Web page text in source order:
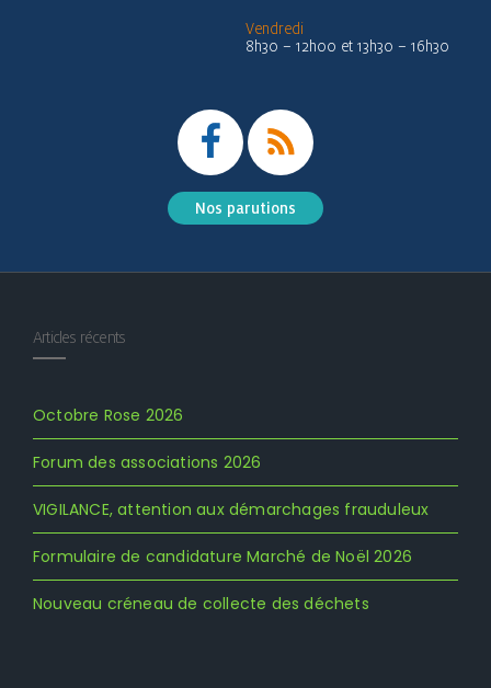
Vendredi
8h30 – 12h00 et 13h30 – 16h30
Nos parutions
Articles récents
Octobre Rose 2026
Forum des associations 2026
VIGILANCE, attention aux démarchages frauduleux
Formulaire de candidature Marché de Noël 2026
Nouveau créneau de collecte des déchets